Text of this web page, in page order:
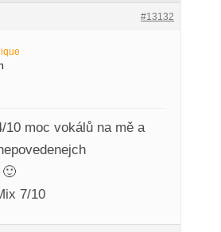
#13132
10 moc vokálů na mě a
🙂
7/10